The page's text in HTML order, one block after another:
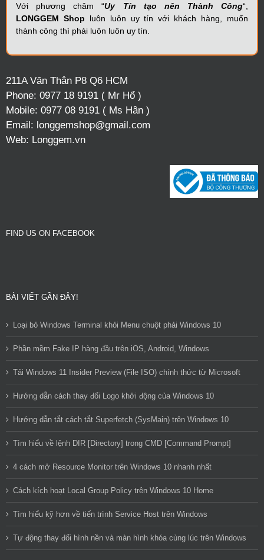
Với phương châm “Uy Tín tạo nên Thành Công“,
LONGGEM Shop luôn luôn uy tín với khách hàng, muốn
thành công thì phải luôn luôn uy tín.
211A Văn Thân P8 Q6 HCM
Phone: 0977 18 9191 ( Mr Hổ )
Mobile: 0977 08 9191 ( Ms Hân )
Email: longgemshop@gmail.com
Web: Longgem.vn
FIND US ON FACEBOOK
BÀI VIẾT GẦN ĐÂY!
Loại bỏ Windows Terminal khỏi Menu chuột phải Windows 10
Phần mềm Fake IP hàng đầu trên iOS, Android, Windows
Tải Windows 11 Insider Preview (File ISO) chính thức từ Microsoft
Hướng dẫn cách thay đổi Logo khởi động của Windows 10
Hướng dẫn tắt cách tắt Superfetch (SysMain) trên Windows 10
Tìm hiểu về lệnh DIR [Directory] trong CMD [Command Prompt]
4 cách mở Resource Monitor trên Windows 10 nhanh nhất
Cách kích hoạt Local Group Policy trên Windows 10 Home
Tìm hiểu kỹ hơn về tiến trình Service Host trên Windows
Tự động thay đổi hình nền và màn hình khóa cùng lúc trên Windows